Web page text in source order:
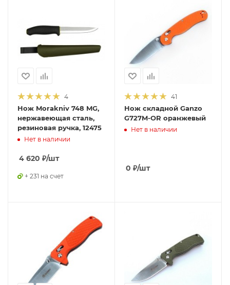
4
Нож Morakniv 748 MG,
нержавеющая сталь,
резиновая ручка, 12475
Нет в наличии
4 620 ₽/шт
+ 231 на счет
41
Нож складной Ganzo
G727M-OR оранжевый
Нет в наличии
0 ₽/шт